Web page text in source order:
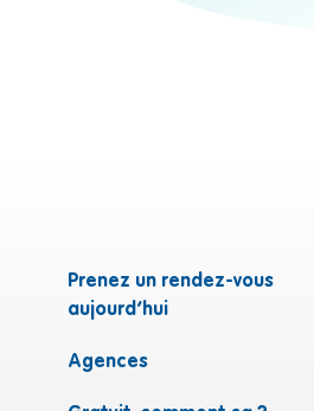
sur LinkedIn
Prenez un rendez-vous
aujourd’hui
Agences